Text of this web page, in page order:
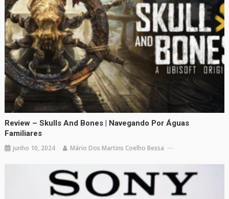
Review – Skulls And Bones | Navegando Por Águas
Familiares
junho 10, 2024 Mário Dos Martins Coelho Bessa